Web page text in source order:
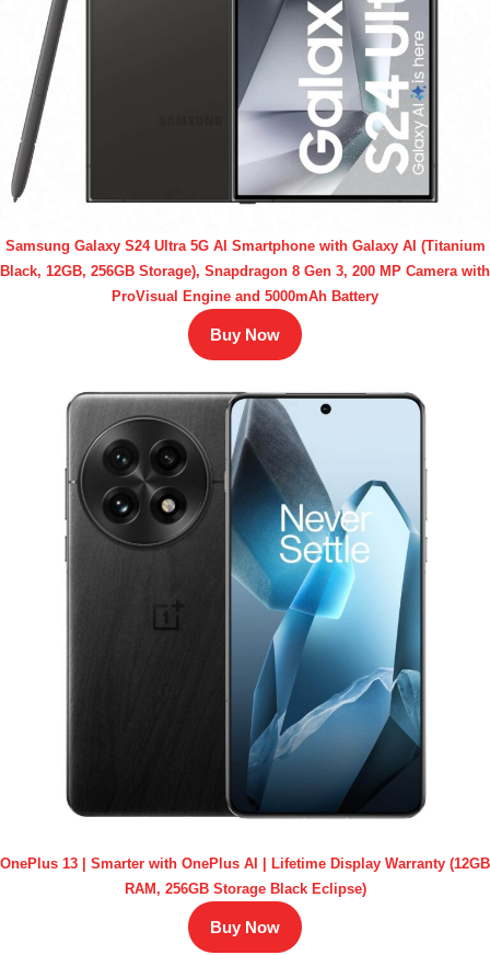
Samsung Galaxy S24 Ultra 5G AI Smartphone with Galaxy AI (Titanium
Black, 12GB, 256GB Storage), Snapdragon 8 Gen 3, 200 MP Camera with
ProVisual Engine and 5000mAh Battery
Buy Now
OnePlus 13 | Smarter with OnePlus AI | Lifetime Display Warranty (12GB
RAM, 256GB Storage Black Eclipse)
Buy Now